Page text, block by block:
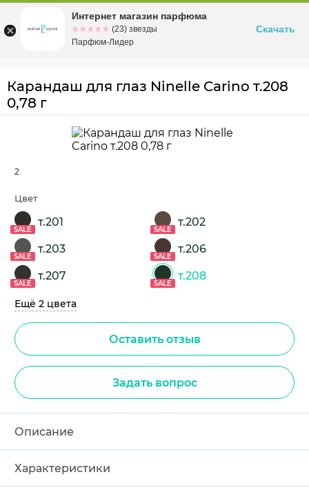
Омскул. Заозерная, 11, к. 1
Карандаш для глаз Ninelle Carino т.208
0,78 г
2
Цвет
SALE
т.201
SALE
т.202
SALE
т.203
SALE
т.206
SALE
т.207
SALE
т.208
Ещё 2 цвета
Оставить отзыв
Задать вопрос
Описание
Характеристики
Интернет магазин парфюма
☆☆☆☆☆
★★★★★ (23) звезды
Парфюм-Лидер
Скачать